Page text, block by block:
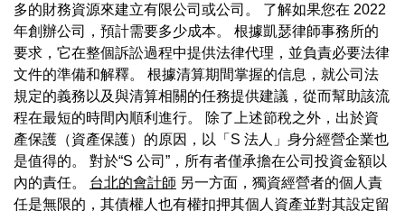
多的財務資源來建立有限公司或公司。 了解如果您在 2022
年創辦公司，預計需要多少成本。 根據凱瑟律師事務所的
要求，它在整個訴訟過程中提供法律代理，並負責必要法律
文件的準備和解釋。 根據清算期間掌握的信息，就公司法
規定的義務以及與清算相關的任務提供建議，從而幫助該流
程在最短的時間內順利進行。 除了上述節稅之外，出於資
產保護（資產保護）的原因，以「S 法人」身分經營企業也
是值得的。 對於“S 公司”，所有者僅承擔在公司投資金額以
內的責任。 台北的會計師 另一方面，獨資經營者的個人責
任是無限的，其債權人也有權扣押其個人資產並對其設定留